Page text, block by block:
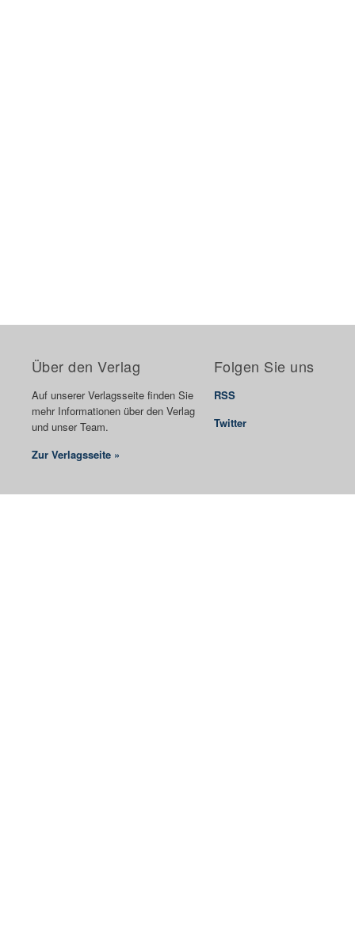
Über den Verlag
Auf unserer Verlagsseite finden Sie
mehr Informationen über den Verlag
und unser Team.
Zur Verlagsseite »
Folgen Sie uns
RSS
Twitter